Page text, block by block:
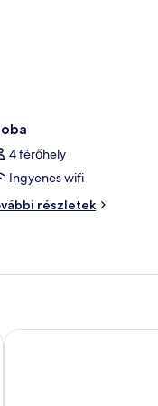
4 férőhely
Ingyenes wifi
részletek
Duangjitt Resort, Phuket